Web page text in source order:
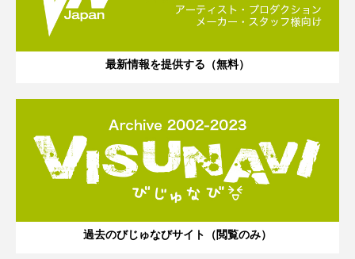
最新情報を提供する（無料）
過去のびじゅなびサイト（閲覧のみ）